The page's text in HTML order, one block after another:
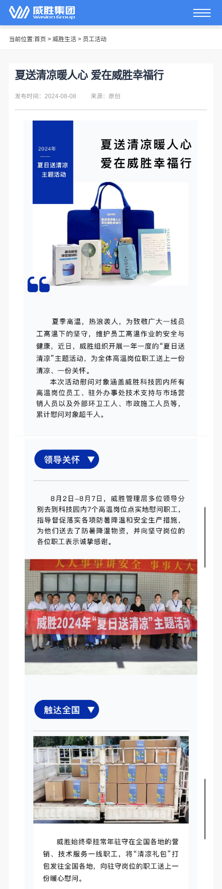
当前位置:首页 > 威胜生活> 员工活动
夏送清凉暖人心 爱在威胜幸福行
发布时间：2024-08-08 来源：原创